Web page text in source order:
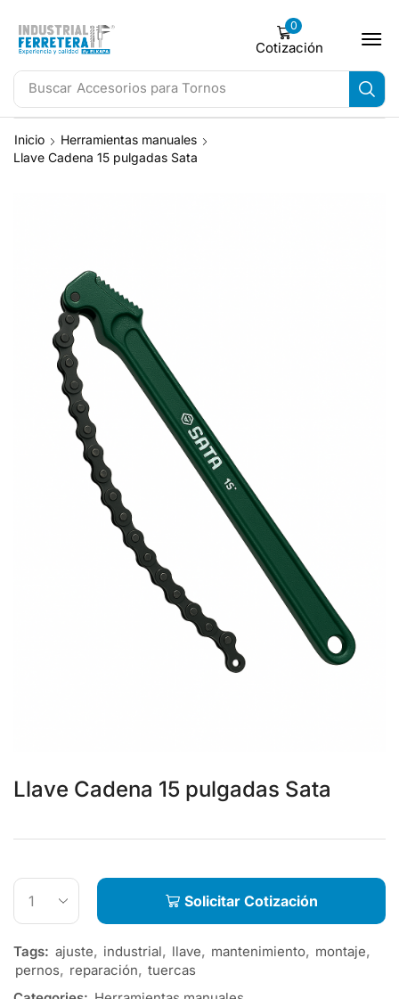
Buscar Accesorios para Tornos
0
Cotización
Inicio
Herramientas manuales
Llave Cadena 15 pulgadas Sata
Llave Cadena 15 pulgadas Sata
Solicitar Cotización
Tags: ajuste, industrial, llave, mantenimiento, montaje,
pernos, reparación, tuercas